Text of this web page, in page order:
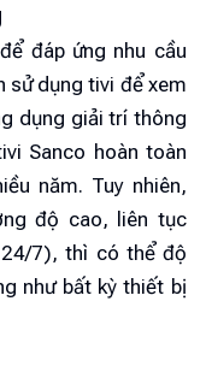
đáp ứng nhu cầu
sử dụng tivi để xem
dụng giải trí thông
Sanco hoàn toàn
năm. Tuy nhiên,
độ cao, liên tục
7), thì có thể độ
như bất kỳ thiết bị